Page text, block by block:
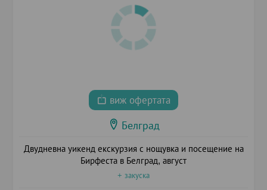
виж офертата
Белград
Двудневна уикенд екскурзия с нощувка и посещение на
Бирфеста в Белград, август
+ закуска